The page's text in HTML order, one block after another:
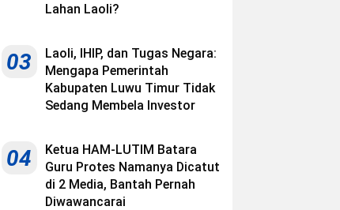
Lahan Laoli?
03
Laoli, IHIP, dan Tugas Negara:
Mengapa Pemerintah
Kabupaten Luwu Timur Tidak
Sedang Membela Investor
04
Ketua HAM-LUTIM Batara
Guru Protes Namanya Dicatut
di 2 Media, Bantah Pernah
Diwawancarai